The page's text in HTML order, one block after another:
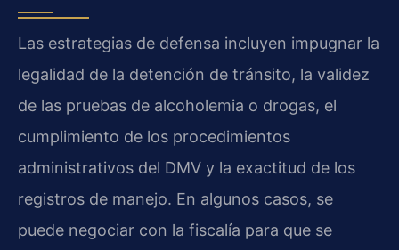
Las estrategias de defensa incluyen impugnar la
legalidad de la detención de tránsito, la validez
de las pruebas de alcoholemia o drogas, el
cumplimiento de los procedimientos
administrativos del DMV y la exactitud de los
registros de manejo. En algunos casos, se
puede negociar con la fiscalía para que se